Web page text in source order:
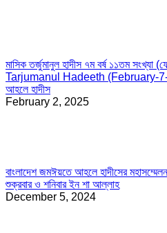
মাসিক তর্জুমানুল হাদীস ৭ম বর্ষ ১১তম
Tarjumanul Hadeeth (February-7-
আহলে হাদীস
February 2, 2025
বাংলাদেশ জমঈয়তে আহলে হাদীসের
শুক্রবার ও শনিবার ইন শা আল্লাহ
December 5, 2024